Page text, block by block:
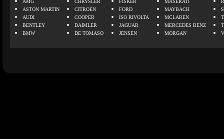
AMG
ASTON MARTIN
AUDI
BENTLEY
BMW
CHRYSLER
CITROEN
COOPER
DAIMLER
DE TOMASO
FISKER
FORD
ISO RIVOLTA
JAGUAR
JENSEN
MASERATI
MAYBACH
MCLAREN
MERCEDES BENZ
MORGAN